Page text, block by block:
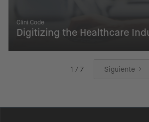
Clini Code
Digitizing the Healthcare
1 / 7 Siguiente